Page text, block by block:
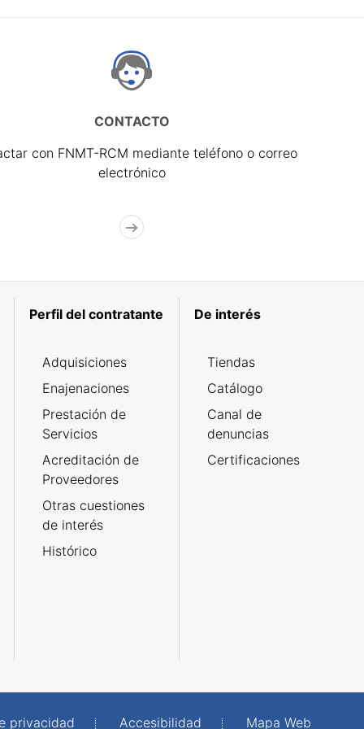
CONTACTO
con FNMT-RCM mediante teléfono o correo
electrónico
Perfil del contratante
Adquisiciones
Enajenaciones
Prestación de
Servicios
Acreditación de
Proveedores
Otras cuestiones
de interés
Histórico
De interés
Tiendas
Catálogo
Canal de
denuncias
Certificaciones
privacidad Accesibilidad Mapa Web